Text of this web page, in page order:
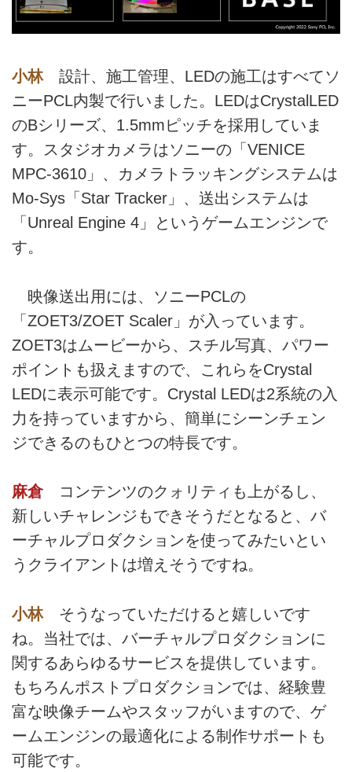
小林設計、施工管理、LEDの施工はすべてソ
ニーPCL内製で行いました。LEDはCrystalLED
のBシリーズ、1.5mmピッチを採用していま
す。スタジオカメラはソニーの「VENICE
MPC-3610」、カメラトラッキングシステムは
Mo-Sys「Star Tracker」、送出システムは
「Unreal Engine 4」というゲームエンジンで
す。
映像送出用には、ソニーPCLの
「ZOET3/ZOET Scaler」が入っています。
ZOET3はムービーから、スチル写真、パワー
ポイントも扱えますので、これらをCrystal
LEDに表示可能です。Crystal LEDは2系統の入
力を持っていますから、簡単にシーンチェン
ジできるのもひとつの特長です。
麻倉コンテンツのクォリティも上がるし、
新しいチャレンジもできそうだとなると、バ
ーチャルプロダクションを使ってみたいとい
うクライアントは増えそうですね。
小林そうなっていただけると嬉しいです
ね。当社では、バーチャルプロダクションに
関するあらゆるサービスを提供しています。
もちろんポストプロダクションでは、経験豊
富な映像チームやスタッフがいますので、ゲ
ームエンジンの最適化による制作サポートも
可能です。